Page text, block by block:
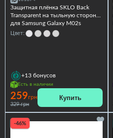
Защитная плёнка SKLO Back
Transparent на тыльную сторону
для Samsung Galaxy M02s
Цвет:
+13 бонусов
Есть в наличии
259грн
329 грн
Купить
-46%